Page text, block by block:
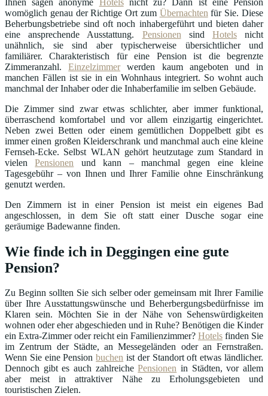
womöglich genau der Richtige Ort zum Übernachten für Sie. Diese
Beherbungsbetriebe sind oft noch inhabergeführt und bieten daher
eine ansprechende Ausstattung. Pensionen sind Hotelsnicht
unähnlich, sie sind aber typischerweise übersichtlicher und
familiärer. Charakteristisch für eine Pension ist die begrenzte
Zimmeranzahl.Einzelzimmerwerden kaum angeboten und in
manchen Fällen ist sie in ein Wohnhaus integriert. So wohnt auch
manchmal der Inhaber oder die Inhaberfamilie im selben Gebäude.
Die Zimmer sind zwar etwas schlichter, aber immer funktional,
überraschend komfortabel und vor allem einzigartig eingerichtet.
Neben zwei Betten oder einem gemütlichen Doppelbett gibt es
immer einen großen Kleiderschrank und manchmal auch eine kleine
Fernseh-Ecke. Selbst WLAN gehört heutzutage zum Standard in
vielenPensionen und kann – manchmal gegen eine kleine
Tagesgebühr – von Ihnen und Ihrer Familie ohne Einschränkung
genutzt werden.
Den Zimmern ist in einer Pension ist meist ein eigenes Bad
angeschlossen, in dem Sie oft statt einer Dusche sogar eine
geräumige Badewanne finden.
Wie finde ich in Deggingen eine gute
Pension?
Zu Beginn sollten Sie sich selber oder gemeinsam mit Ihrer Familie
über Ihre Ausstattungswünsche und Beherbergungsbedürfnisse im
Klaren sein. Möchten Sie in der Nähe von Sehenswürdigkeiten
wohnen oder eher abgeschieden und in Ruhe? Benötigen die Kinder
ein Extra-Zimmer oder reicht ein Familienzimmer? Hotels finden Sie
im Zentrum der Städte, an Messegeländen oder an Fernstraßen.
Wenn Sie eine Pensionbuchen ist der Standort oft etwas ländlicher.
Dennoch gibt es auch zahlreichePensionen in Städten, vor allem
aber meist in attraktiver Nähe zu Erholungsgebieten und
touristischen Zielen.